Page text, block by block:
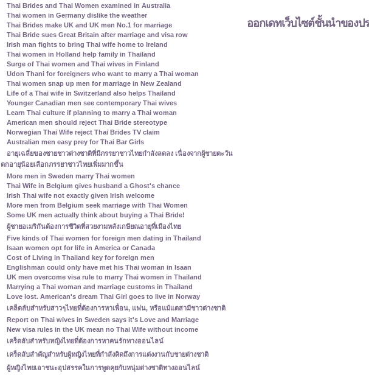
Thai Brides and Thai Women examined in Australia
Thai women in Germany dislike the weather
Thai Brides make UK and UK men No.1 for marriage
Thai Bride sues Great Britain after marriage and visa row
Irish man fights to bring Thai wife home to Ireland
Thai women in Holland help family in Thailand
Surge of Thai women and Thai wives in Finland
Udon Thani for foreigners who want to marry a Thai woman
Thai women snap up men for marriage in New Zealand
Life of a Thai wife in Switzerland also helps Thailand
Younger Canadian men see contemporary Thai wives
Learn Thai culture if planning to marry a Thai woman
American men should reject Thai Bride stereotype
Norwegian Thai Wife reject Thai Brides TV claim
Australian men easy prey for Thai Bar Girls
อายุเฉลี่ยของชายชาวต่างชาติที่มีภรรยาชาวไทยกำลังลดลง เนื่องจากผู้ชายตะวัน
ตกอายุน้อยเลือกภรรยาชาวไทยเพิ่มมากขึ้น
More men in Sweden marry Thai women
Thai Wife in Belgium gives husband a Ghost's chance
Irish Thai wife not exactly given Irish welcome
More men from Belgium seek marriage with Thai Women
Some UK men actually think about buying a Thai Bride!
ผู้ชายอเมริกันต้องการชีวิตที่สวยงามหลังเกษียณอายุที่เมืองไทย
Five kinds of Thai women for foreign men dating in Thailand
Isaan women opt for life in America or Canada
Cost of Living in Thailand key for foreign men
Englishman could only have met his Thai woman in Isaan
UK men overcome visa rule to marry Thai women in Thailand
Marrying a Thai woman and marriage customs in Thailand
Love lost. American's dream Thai Girl goes to live in Norway
เคล็ดลับสำหรับสาวๆไทยที่ต้องการหาเพื่อน, แฟน, หรือแม้แตสามีชาวต่างชาติ
Report on Thai wives in Sweden says it's Love and Marriage
New visa rules in the UK mean no Thai Wife without income
เคร็ดลับสำหรับหญิงไทยที่ต้องการหาคนรักทางออนไลน์
เคร็ดลับสำคัญสำหรับผู้หญิงไทยที่กำลังคิดถึงการแต่งงานกับชายต่างชาติ
ผู้หญิงไทยเอาชนะอุปสรรคในการพูดคุยกับหนุ่มต่างชาติทางออนไลน์
ออกเดทเว็บไซต์ชั้นนำของป